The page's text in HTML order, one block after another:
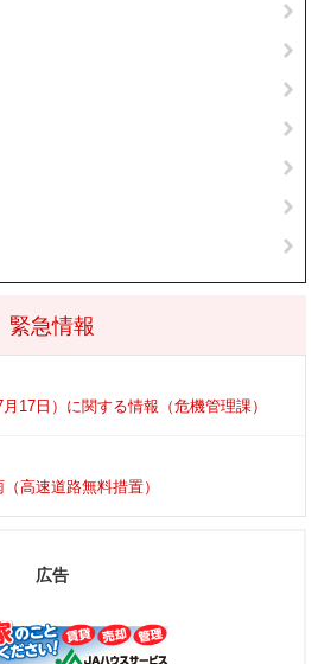
緊急情報
17日）に関する情報（危機管理課）
高速道路無料措置）
広告